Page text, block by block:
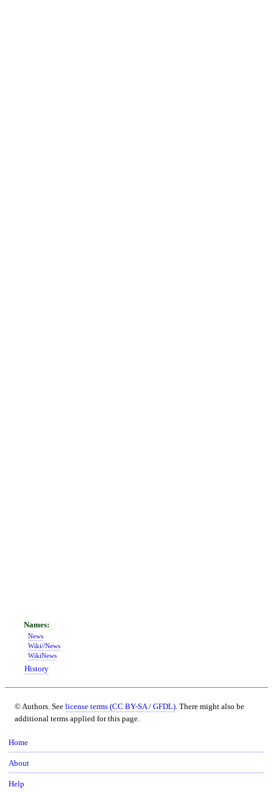
News
Wiki//News
WikiNews
History
© Authors. See license terms (CC BY-SA / GFDL). There might also be
additional terms applied for this page.
Home
About
Help